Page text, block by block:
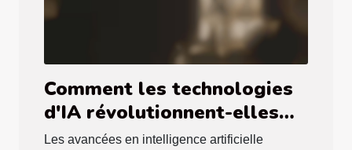
Comment les technologies
d'IA révolutionnent-elles
les jeux pour adultes ?
Les avancées en intelligence artificielle